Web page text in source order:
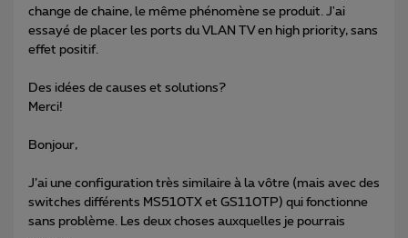
change de chaine, le même phénomène se produit. J'ai
essayé de placer les ports du VLAN TV en high priority, sans
effet positif.
Des idées de causes et solutions?
Merci!
Bonjour,
J’ai une configuration très similaire à la vôtre (mais avec des
switches différents MS510TX et GS110TP) qui fonctionne
sans problème. Les deux choses auxquelles je pourrais